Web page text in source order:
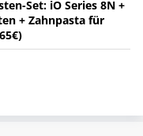
Set: iO Series 8N +
+ Zahnpasta für